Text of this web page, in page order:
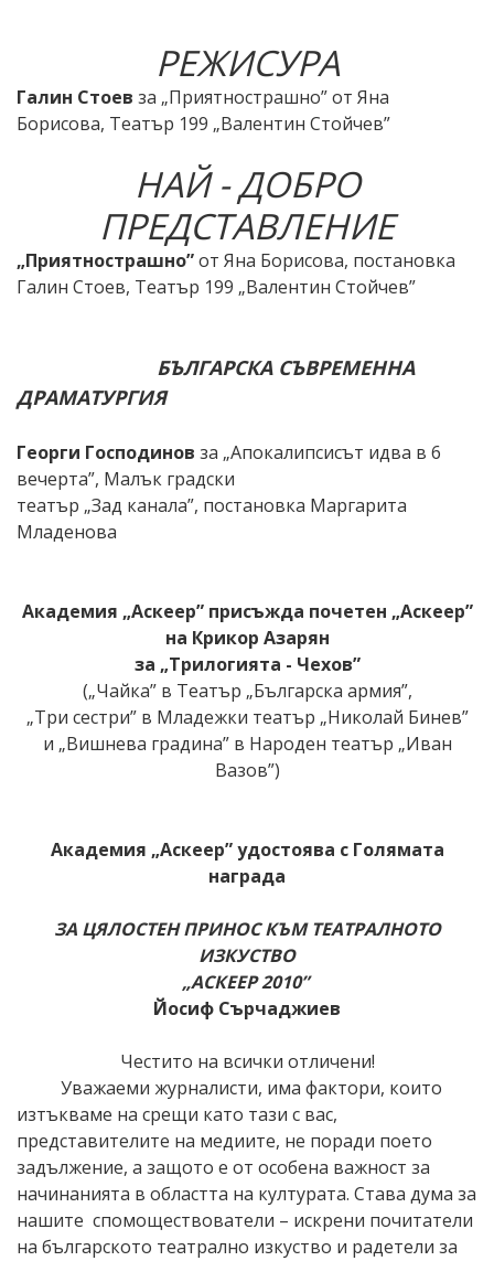
РЕЖИСУРА
Галин Стоев за „Приятнострашно” от Яна
Борисова, Театър 199 „Валентин Стойчев”
НАЙ - ДОБРО
ПРЕДСТАВЛЕНИЕ
„Приятнострашно”от Яна Борисова, постановка
Галин Стоев, Театър 199 „Валентин Стойчев”
БЪЛГАРСКА СЪВРЕМЕННА
ДРАМАТУРГИЯ
Георги Господинов за „Апокалипсисът идва в 6
вечерта”, Малък градски
театър „Зад канала”, постановка Маргарита
Младенова
Академия „Аскеер” присъжда почетен „Аскеер”
на Крикор Азарян
за „Трилогията - Чехов”
(„Чайка” в Театър „Българска армия”,
„Три сестри” в Младежки театър „Николай Бинев”
и „Вишнева градина” в Народен театър „Иван
Вазов”)
Академия „Аскеер” удостоява с Голямата
награда
ЗА ЦЯЛОСТЕН ПРИНОС КЪМ ТЕАТРАЛНОТО
ИЗКУСТВО
„АСКЕЕР 2010”
Йосиф Сърчаджиев
Честито на всички отличени!
Уважаеми журналисти, има фактори, които
изтъкваме на срещи като тази с вас,
представителите на медиите, не поради поето
задължение, а защото е от особена важност за
начинанията в областта на културата. Става дума за
нашите спомоществователи – искрени почитатели
на българското театрално изкуство и радетели за